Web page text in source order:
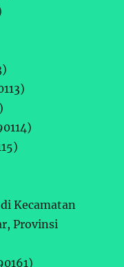
Kecamatan
Provinsi